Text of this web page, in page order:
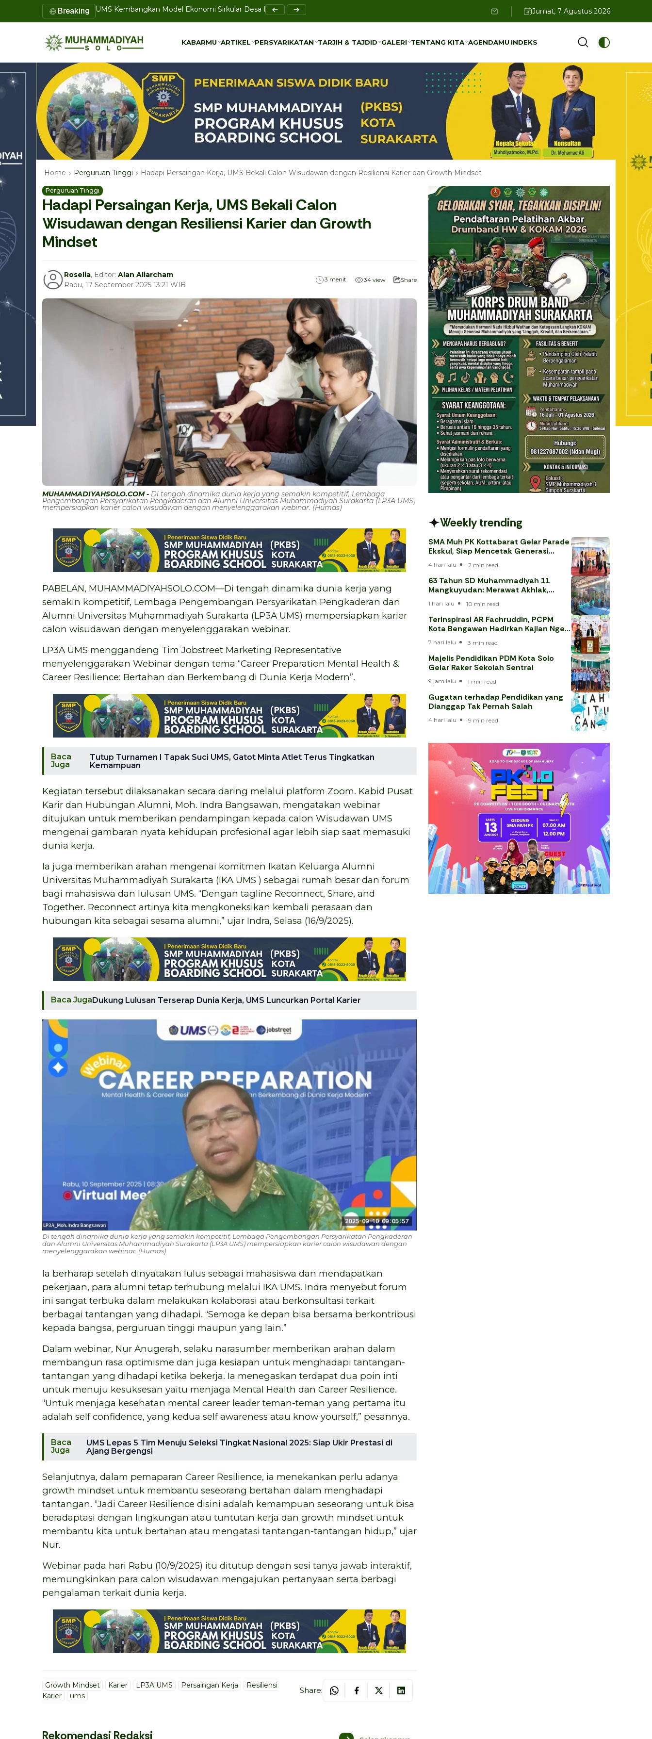
Breaking
Majelis Pendidikan PDM Kota Solo Gelar Raker Sekolah Sentral
Jumat, 7 Agustus 2026
KABARMU ARTIKEL PERSYARIKATAN TARJIH & TAJDID GALERI TENTANG KITA AGENDAMU INDEKS
Home Perguruan Tinggi Hadapi Persaingan Kerja, UMS Bekali Calon Wisudawan dengan Resiliensi Karier dan Growth Mindset
Perguruan Tinggi
Hadapi Persaingan Kerja, UMS Bekali Calon
Wisudawan dengan Resiliensi Karier dan Growth
Mindset
Roselia, Editor: Alan Aliarcham
Rabu, 17 September 2025 13:21 WIB
3 menit 34 view Share
MUHAMMADIYAHSOLO.COM - Di tengah dinamika dunia kerja yang semakin kompetitif, Lembaga
Pengembangan Persyarikatan Pengkaderan dan Alumni Universitas Muhammadiyah Surakarta (LP3A UMS)
mempersiapkan karier calon wisudawan dengan menyelenggarakan webinar. (Humas)
PABELAN, MUHAMMADIYAHSOLO.COM—Di tengah dinamika dunia kerja yang
semakin kompetitif, Lembaga Pengembangan Persyarikatan Pengkaderan dan
Alumni Universitas Muhammadiyah Surakarta (LP3A UMS) mempersiapkan karier
calon wisudawan dengan menyelenggarakan webinar.
LP3A UMS menggandeng Tim Jobstreet Marketing Representative
menyelenggarakan Webinar dengan tema “Career Preparation Mental Health &
Career Resilience: Bertahan dan Berkembang di Dunia Kerja Modern”.
Baca
Juga
Tutup Turnamen I Tapak Suci UMS, Gatot Minta Atlet Terus Tingkatkan
Kemampuan
Kegiatan tersebut dilaksanakan secara daring melalui platform Zoom. Kabid Pusat
Karir dan Hubungan Alumni, Moh. Indra Bangsawan, mengatakan webinar
ditujukan untuk memberikan pendampingan kepada calon Wisudawan UMS
mengenai gambaran nyata kehidupan profesional agar lebih siap saat memasuki
dunia kerja.
Ia juga memberikan arahan mengenai komitmen Ikatan Keluarga Alumni
Universitas Muhammadiyah Surakarta (IKA UMS ) sebagai rumah besar dan forum
bagi mahasiswa dan lulusan UMS. “Dengan tagline Reconnect, Share, and
Together. Reconnect artinya kita mengkoneksikan kembali perasaan dan
hubungan kita sebagai sesama alumni,” ujar Indra, Selasa (16/9/2025).
Baca JugaDukung Lulusan Terserap Dunia Kerja, UMS Luncurkan Portal Karier
Di tengah dinamika dunia kerja yang semakin kompetitif, Lembaga Pengembangan Persyarikatan Pengkaderan
dan Alumni Universitas Muhammadiyah Surakarta (LP3A UMS) mempersiapkan karier calon wisudawan dengan
menyelenggarakan webinar. (Humas)
Ia berharap setelah dinyatakan lulus sebagai mahasiswa dan mendapatkan
pekerjaan, para alumni tetap terhubung melalui IKA UMS. Indra menyebut forum
ini sangat terbuka dalam melakukan kolaborasi atau berkonsultasi terkait
berbagai tantangan yang dihadapi. “Semoga ke depan bisa bersama berkontribusi
kepada bangsa, perguruan tinggi maupun yang lain.”
Dalam webinar, Nur Anugerah, selaku narasumber memberikan arahan dalam
membangun rasa optimisme dan juga kesiapan untuk menghadapi tantangan-
tantangan yang dihadapi ketika bekerja. Ia menegaskan terdapat dua poin inti
untuk menuju kesuksesan yaitu menjaga Mental Health dan Career Resilience.
“Untuk menjaga kesehatan mental career leader teman-teman yang pertama itu
adalah self confidence, yang kedua self awareness atau know yourself,” pesannya.
Baca
Juga
UMS Lepas 5 Tim Menuju Seleksi Tingkat Nasional 2025: Siap Ukir Prestasi di
Ajang Bergengsi
Selanjutnya, dalam pemaparan Career Resilience, ia menekankan perlu adanya
growth mindset untuk membantu seseorang bertahan dalam menghadapi
tantangan. “Jadi Career Resilience disini adalah kemampuan seseorang untuk bisa
beradaptasi dengan lingkungan atau tuntutan kerja dan growth mindset untuk
membantu kita untuk bertahan atau mengatasi tantangan-tantangan hidup,” ujar
Nur.
Webinar pada hari Rabu (10/9/2025) itu ditutup dengan sesi tanya jawab interaktif,
memungkinkan para calon wisudawan mengajukan pertanyaan serta berbagi
pengalaman terkait dunia kerja.
Growth Mindset Karier LP3A UMS Persaingan Kerja
Resiliensi
Karier
ums
Share:
Rekomendasi Redaksi
Weekly trending
SMA Muh PK Kottabarat Gelar Parade
Ekskul, Siap Mencetak Generasi
4 hari lalu 2 min read
63 Tahun SD Muhammadiyah 11
Mangkuyudan: Merawat Akhlak,
1 hari lalu 10 min read
Terinspirasi AR Fachruddin, PCPM
Kota Bengawan Hadirkan Kajian Nge-
7 hari lalu 3 min read
Majelis Pendidikan PDM Kota Solo
Gelar Raker Sekolah Sentral
9 jam lalu 1 min read
Gugatan terhadap Pendidikan yang
Dianggap Tak Pernah Salah
4 hari lalu 9 min read